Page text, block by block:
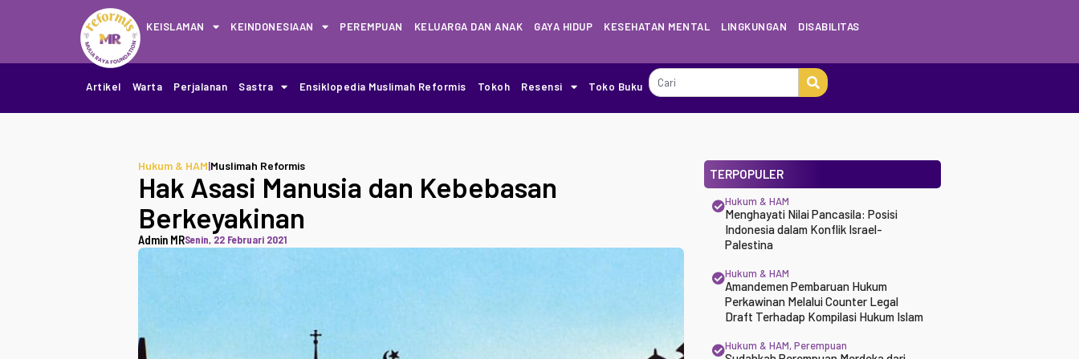
KEISLAMAN KEINDONESIAAN PEREMPUAN KELUARGA DAN ANAK GAYA HIDUP KESEHATAN MENTAL LINGKUNGAN DISABILITAS
Artikel Warta Perjalanan Sastra Ensiklopedia Muslimah Reformis Tokoh Resensi Toko Buku
Hukum & HAM|Muslimah Reformis
Hak Asasi Manusia dan Kebebasan
Berkeyakinan
Admin MRSenin, 22 Februari 2021
TERPOPULER
Hukum & HAM
Menghayati Nilai Pancasila: Posisi
Indonesia dalam Konflik Israel-
Palestina
Hukum & HAM
Amandemen Pembaruan Hukum
Perkawinan Melalui Counter Legal
Draft Terhadap Kompilasi Hukum Islam
Hukum & HAM,Perempuan